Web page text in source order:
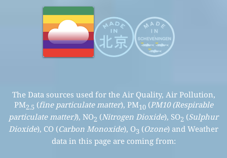
The Data sources used for the Air Quality, Air Pollution,
PM2.5 (fine particulate matter), PM10(PM10 (Respirable
particulate matter)), NO2 (Nitrogen Dioxide), SO2 (Sulphur
Dioxide), CO (Carbon Monoxide), O3 (Ozone) and Weather
data in this page are coming from: